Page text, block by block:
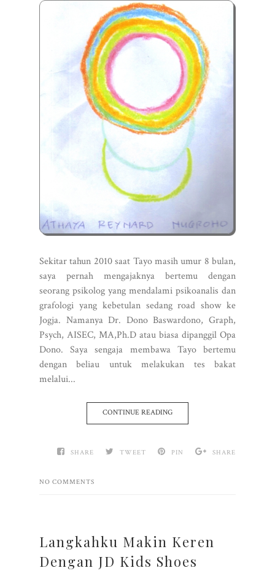
Sekitar tahun 2010 saat Tayo masih umur 8 bulan,
saya pernah mengajaknya bertemu dengan
seorang psikolog yang mendalami psikoanalis dan
grafologi yang kebetulan sedang road show ke
Jogja. Namanya Dr. Dono Baswardono, Graph,
Psych, AISEC, MA,Ph.D atau biasa dipanggil Opa
Dono. Saya sengaja membawa Tayo bertemu
dengan beliau untuk melakukan tes bakat
melalui...
CONTINUE READING
SHARE TWEET PIN SHARE
NO COMMENTS
Langkahku Makin Keren
Dengan JD Kids Shoes